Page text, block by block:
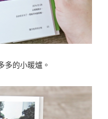
多的小暖爐。